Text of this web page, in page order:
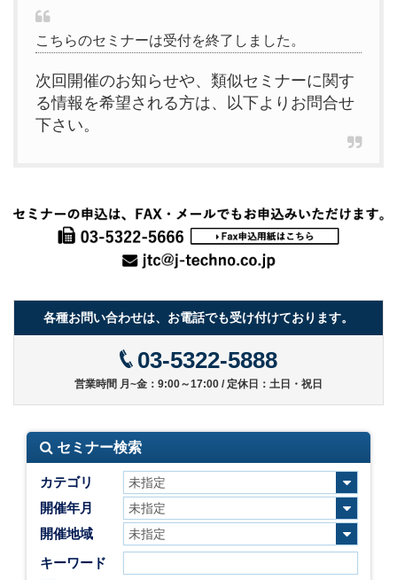
こちらのセミナーは受付を終了しました。
次回開催のお知らせや、類似セミナーに関す
る情報を希望される方は、以下よりお問合せ
下さい。
各種お問い合わせは、お電話でも受け付けております。
03-5322-5888
営業時間 月~金：9:00～17:00 / 定休日：土日・祝日
セミナー検索
カテゴリ
開催年月
開催地域
キーワード